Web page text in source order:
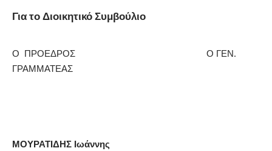
Για το Διοικητικό Συμβούλιο
Ο ΠΡΟΕΔΡΟΣ Ο ΓΕΝ.
ΓΡΑΜΜΑΤΕΑΣ
ΜΟΥΡΑΤΙΔΗΣ Ιωάννης